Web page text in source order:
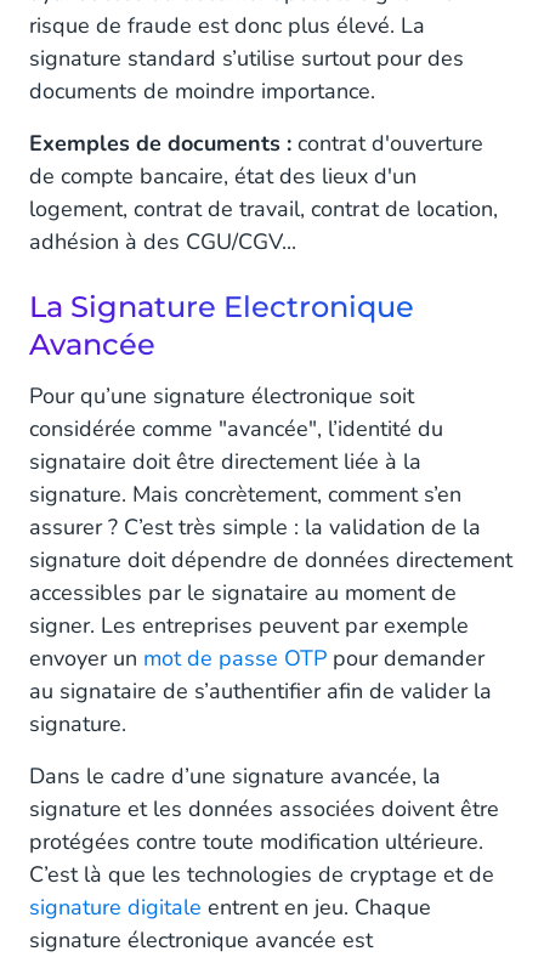
risque de fraude est donc plus élevé. La
signature standard s’utilise surtout pour des
documents de moindre importance.
Exemples de documents : contrat d'ouverture
de compte bancaire, état des lieux d'un
logement, contrat de travail, contrat de location,
adhésion à des CGU/CGV...
La Signature Electronique
Avancée
Pour qu’une signature électronique soit
considérée comme "avancée", l’identité du
signataire doit être directement liée à la
signature. Mais concrètement, comment s’en
assurer ? C’est très simple : la validation de la
signature doit dépendre de données directement
accessibles par le signataire au moment de
signer. Les entreprises peuvent par exemple
envoyer un mot de passe OTP pour demander
au signataire de s’authentifier afin de valider la
signature.
Dans le cadre d’une signature avancée, la
signature et les données associées doivent être
protégées contre toute modification ultérieure.
C’est là que les technologies de cryptage et de
signature digitale entrent en jeu. Chaque
signature électronique avancée est